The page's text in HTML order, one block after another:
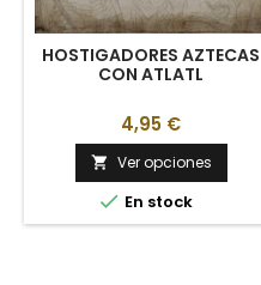
HOSTIGADORES AZTECAS
CON ATLATL
4,95 €
 Ver opciones
 En stock